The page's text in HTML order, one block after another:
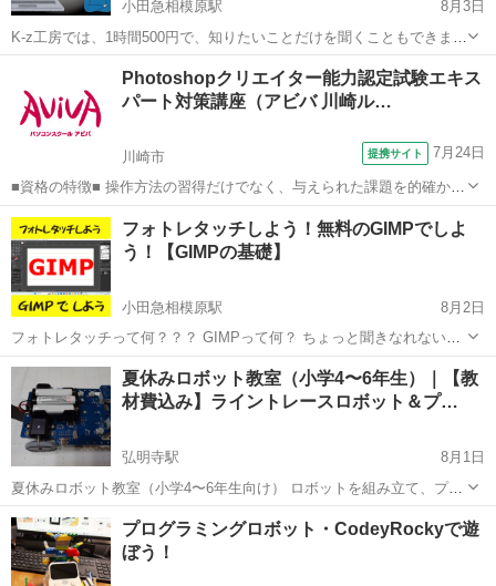
小田急相模原駅
8月3日
K-z工房では、1時間500円で、知りたいことだけを聞くこともできま
す。 「サイトに登録したいんだけど、途中までは行くのに、先に進め
ない」 「エクセルは、だいたい分かるんだけど、vlook関数だけわから
ない」 「ワ...
小田急相模原駅 Windows総合 工房
Photoshopクリエイター能力認定試験エキス
パート対策講座（アビバ 川崎ル…
川崎市 提携サイト 7月24日
■資格の特徴■ 操作方法の習得だけでなく、与えられた課題を的確かつ
スムーズに行う力が試されることが特長です。実践的なスキルを身に
つけることができるため、多くの方が受験されています。 ■講座の特
徴■ Photoshopクリ...
神奈川 川崎市 Photoshop
フォトレタッチしよう！無料のGIMPでしよ
う！【GIMPの基礎】
小田急相模原駅
8月2日
フォトレタッチって何？？？ GIMPって何？ ちょっと聞きなれない言
葉という方も多いと思います。 フォトレタッチとは、写真の編集や補
正のことを言います。 例えば、印刷業にいたとき、旅行の本を担当す
ると、板前さ...
神奈川 相模原市 小田急相模原駅 Webデザイナー GIMP
夏休みロボット教室（小学4〜6年生）｜【教
材費込み】ライントレースロボット＆プ…
弘明寺駅
8月1日
夏休みロボット教室（小学4〜6年生向け） ロボットを組み立て、プロ
グラミングして、実際に走らせる体験講座です。 ▼ライントレースの
短い動画はこちら https://youtu.be/co5L9v-THOc 初...
神奈川 横浜市 弘明寺駅 プログラミング
プログラミングロボット・CodeyRockyで遊
ぼう！